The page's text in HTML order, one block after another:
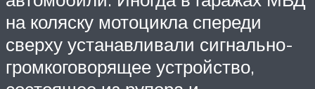
на коляску мотоцикла спереди
сверху устанавливали сигнально-
громкоговорящее устройство,